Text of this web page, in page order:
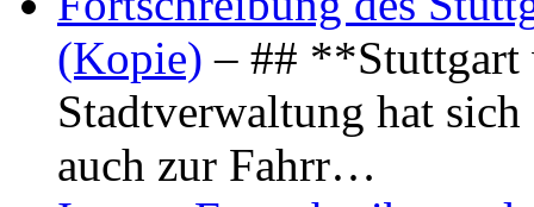
(Kopie) – ## **Stuttgart
Stadtverwaltung hat
auch zur Fahrr…